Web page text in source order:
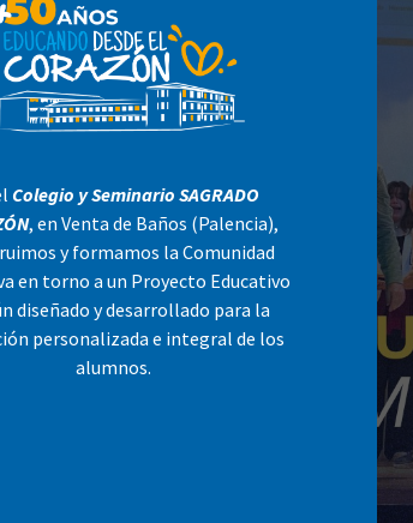
Colegio y Seminario SAGRADO
, en Venta de Baños (Palencia),
y formamos la Comunidad
en torno a un Proyecto Educativo
diseñado y desarrollado para la
personalizada e integral de los
alumnos.